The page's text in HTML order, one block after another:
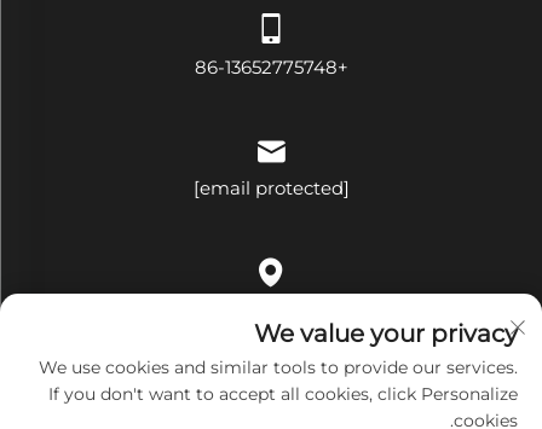
+86-13652775748
[email protected]
بينغهو، مقاطعة لونغغانغ، مدينة شينتشن، مقاطعة قوانغدونغ، الصين
We value your privacy
We use cookies and similar tools to provide our services.
If you don't want to accept all cookies, click Personalize
cookies.